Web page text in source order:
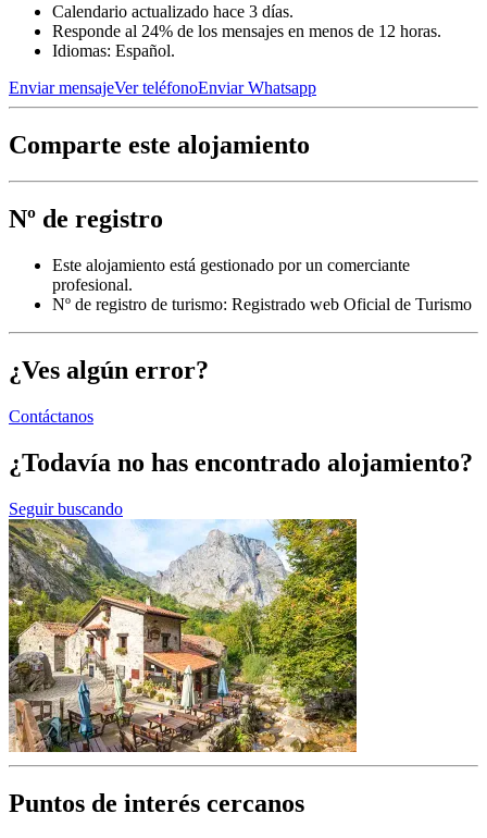
Calendario actualizado hace 3 días.
Responde al 24% de los mensajes en menos de 12 horas.
Idiomas: Español.
Enviar mensajeVer teléfonoEnviar Whatsapp
Comparte este alojamiento
Nº de registro
Este alojamiento está gestionado por un comerciante
profesional.
Nº de registro de turismo: Registrado web Oficial de Turismo
¿Ves algún error?
Contáctanos
¿Todavía no has encontrado alojamiento?
Seguir buscando
Puntos de interés cercanos